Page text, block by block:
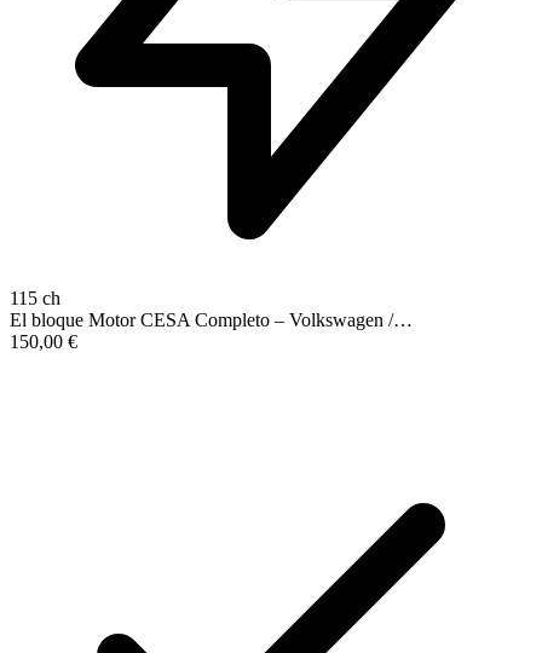
115 ch
El bloque Motor CESA Completo – Volkswagen /…
150,00 €